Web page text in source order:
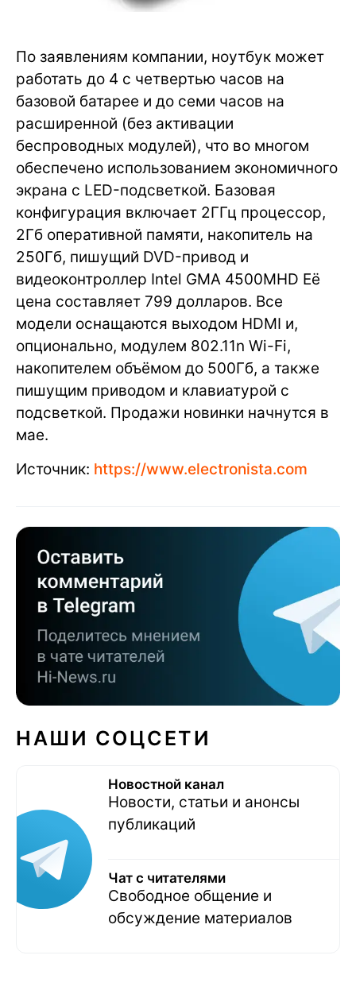
По заявлениям компании, ноутбук может
работать до 4 с четвертью часов на
базовой батарее и до семи часов на
расширенной (без активации
беспроводных модулей), что во многом
обеспечено использованием экономичного
экрана с LED-подсветкой. Базовая
конфигурация включает 2ГГц процессор,
2Гб оперативной памяти, накопитель на
250Гб, пишущий DVD-привод и
видеоконтроллер Intel GMA 4500MHD Её
цена составляет 799 долларов. Все
модели оснащаются выходом HDMI и,
опционально, модулем 802.11n Wi-Fi,
накопителем объёмом до 500Гб, а также
пишущим приводом и клавиатурой с
подсветкой. Продажи новинки начнутся в
мае.
Источник: https://www.electronista.com
НАШИ СОЦСЕТИ
Новостной канал
Новости, статьи и анонсы
публикаций
Чат с читателями
Свободное общение и
обсуждение материалов